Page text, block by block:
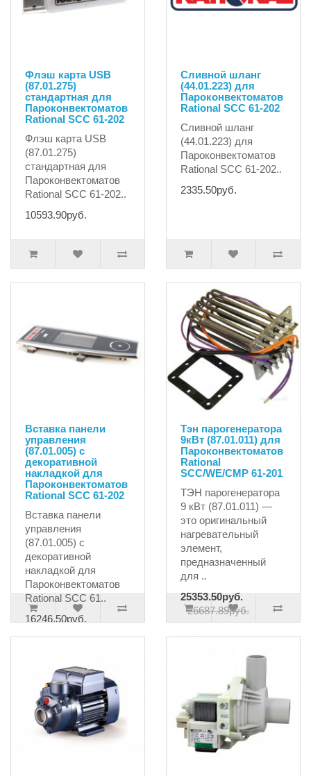
Флэш карта USB
(87.01.275)
стандартная для
Пароконвектоматов
Rational SCC 61-202
Флэш карта USB
(87.01.275)
стандартная для
Пароконвектоматов
Rational SCC 61-202..
10593.90руб.
Сливной шланг
(44.01.223) для
Пароконвектоматов
Rational SCC 61-202
Сливной шланг
(44.01.223) для
Пароконвектоматов
Rational SCC 61-202..
2335.50руб.
Вставка панели
управления
(87.01.005) с
декоративной
накладкой для
Пароконвектоматов
Rational SCC 61-202
Вставка панели
управления
(87.01.005) с
декоративной
накладкой для
Пароконвектоматов
Rational SCC 61..
16246.50руб.
Тэн парогенератора
9кВт (87.01.011) для
Пароконвектоматов
Rational
SCC/WE/CMP 61-201
ТЭН парогенератора
9 кВт (87.01.011) —
это оригинальный
нагревательный
элемент,
предназначенный
для ..
25353.50руб.
26687.89руб.